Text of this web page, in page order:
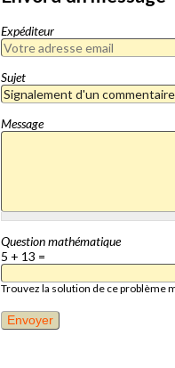
Expéditeur
Sujet
Message
Question mathématique
5 + 13 =
Trouvez la solution de ce problème